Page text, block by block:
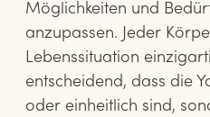
Möglichkeiten und
anzupassen. Jeder
Lebenssituation
entscheidend, dass die
oder einheitlich sind,